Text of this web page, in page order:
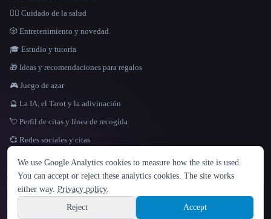
IDIOMA
English español Français Русский 简体中文
Hindi
Sign up
👩‍⚕️ Cuidado de la salud
🎲 Entretenimiento y novedad
🎓 Estudio y tutoría
🎁 Ideas y recomendaciones para regalos
🎮 Juego de azar
🔮 La IA, el Tarot y la adivinación
💘 Perfil de citas y línea de recogida
💞 Redes sociales y citas
Site information
© 2026 That AI Collection. Todos los derechos reservados.
política de privacidad·
build de3d624c
We use Google Analytics cookies to measure how the site is used.
You can accept or reject these analytics cookies. The site works
either way. Privacy policy.
Reject
Accept